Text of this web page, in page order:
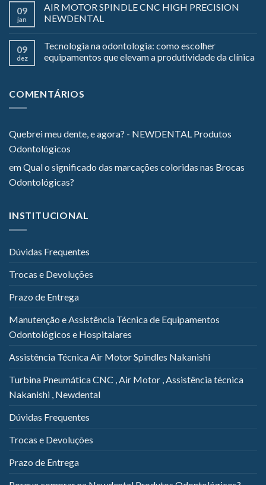
09
jan
AIR MOTOR SPINDLE CNC HIGH PRECISION
NEWDENTAL
09
dez
Tecnologia na odontologia: como escolher
equipamentos que elevam a produtividade da clínica
COMENTÁRIOS
Quebrei meu dente, e agora? - NEWDENTAL Produtos
Odontológicos
emQual o significado das marcações coloridas nas Brocas
Odontológicas?
INSTITUCIONAL
Dúvidas Frequentes
Trocas e Devoluções
Prazo de Entrega
Manutenção e Assistência Técnica de Equipamentos
Odontológicos e Hospitalares
Assistência Técnica Air Motor Spindles Nakanishi
Turbina Pneumática CNC , Air Motor , Assistência técnica
Nakanishi , Newdental
Dúvidas Frequentes
Trocas e Devoluções
Prazo de Entrega